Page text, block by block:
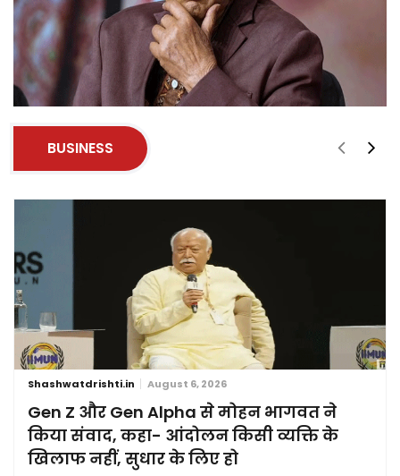
BUSINESS
Shashwatdrishti.in August 6, 2026
Gen Z और Gen Alpha से मोहन भागवत ने
किया संवाद, कहा- आंदोलन किसी व्यक्ति के
खिलाफ नहीं, सुधार के लिए हो